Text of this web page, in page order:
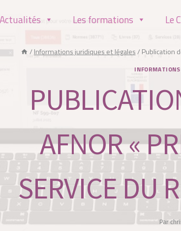
Actualités Les formations Le
/Informations juridiques et légales/Publication
AFNOR «
SERVICE DU
Par